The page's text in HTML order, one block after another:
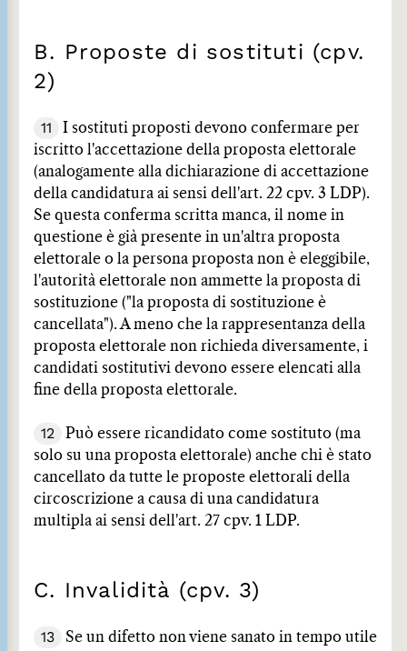
B. Proposte di sostituti (cpv.
2)
11
I sostituti proposti devono confermare per
iscritto l'accettazione della proposta elettorale
(analogamente alla dichiarazione di accettazione
della candidatura ai sensi dell'art. 22 cpv. 3 LDP).
Se questa conferma scritta manca, il nome in
questione è già presente in un'altra proposta
elettorale o la persona proposta non è eleggibile,
l'autorità elettorale non ammette la proposta di
sostituzione ("la proposta di sostituzione è
cancellata"). A meno che la rappresentanza della
proposta elettorale non richieda diversamente, i
candidati sostitutivi devono essere elencati alla
fine della proposta elettorale.
12
Può essere ricandidato come sostituto (ma
solo su una proposta elettorale) anche chi è stato
cancellato da tutte le proposte elettorali della
circoscrizione a causa di una candidatura
multipla ai sensi dell'art. 27 cpv. 1 LDP.
C. Invalidità (cpv. 3)
13
Se un difetto non viene sanato in tempo utile